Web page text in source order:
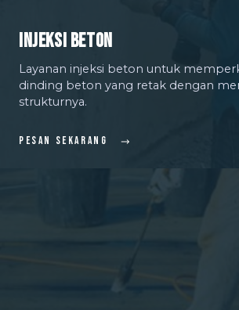
Injeksi Beton
Layanan injeksi beton untuk
dinding beton yang retak dengan
strukturnya.
Pesan Sekarang